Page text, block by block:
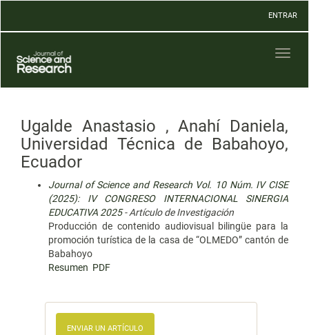
Contenido
Barra
lateral
ENTRAR
Ugalde Anastasio , Anahí Daniela,
Universidad Técnica de Babahoyo,
Ecuador
Journal of Science and Research Vol. 10 Núm. IV CISE
(2025): IV CONGRESO INTERNACIONAL SINERGIA
EDUCATIVA 2025- Artículo de Investigación
Producción de contenido audiovisual bilingüe para la
promoción turística de la casa de “OLMEDO” cantón de
Babahoyo
Resumen PDF
ENVIAR UN ARTÍCULO